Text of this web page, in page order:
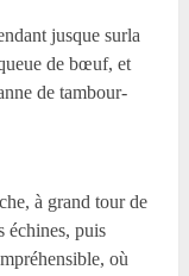
jusque surla
de bœuf, et
de tambour-
à grand tour de
échines, puis
où